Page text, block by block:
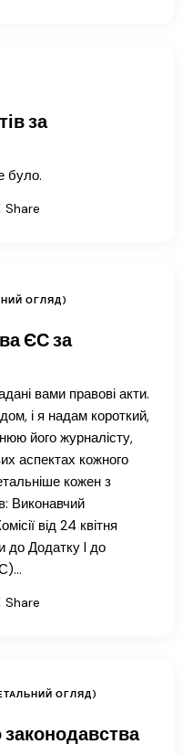
за
було.
Share
ОГЛЯД)
ЄС за
вами правові акти.
і я надам короткий,
його журналісту,
аспектах кожного
кожен з
Виконавчий
від 24 квітня
до Додатку I до
Share
ОГЛЯД)
законодавства